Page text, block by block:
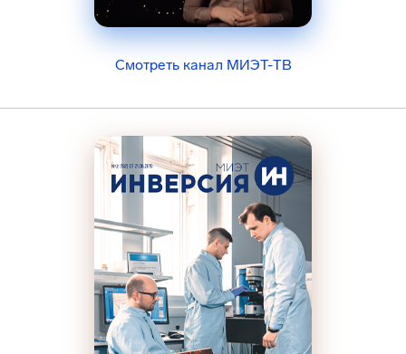
Смотреть канал МИЭТ-ТВ